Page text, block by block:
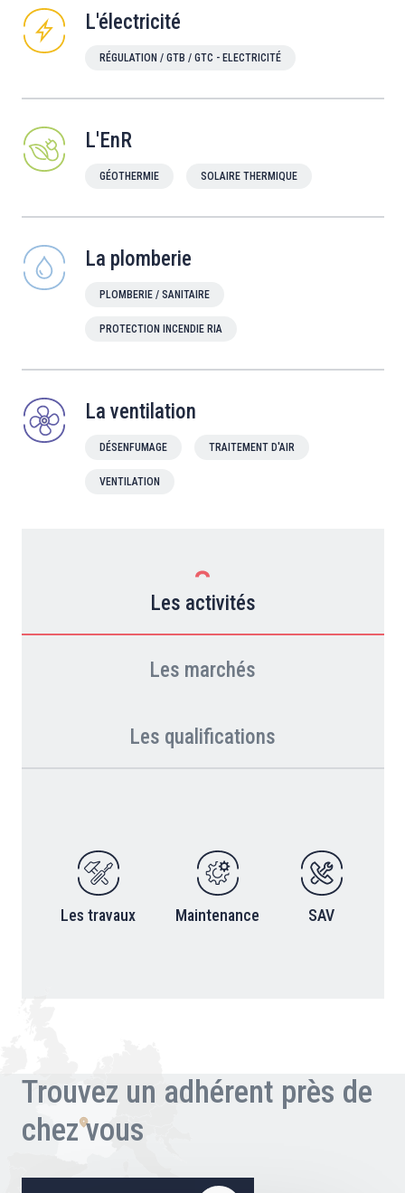
L'électricité
RÉGULATION / GTB / GTC - ELECTRICITÉ
L'EnR
GÉOTHERMIE SOLAIRE THERMIQUE
La plomberie
PLOMBERIE / SANITAIRE
PROTECTION INCENDIE RIA
La ventilation
DÉSENFUMAGE TRAITEMENT D'AIR
VENTILATION
Les activités
Les marchés
Les qualifications
Les travaux Maintenance SAV
Trouvez un adhérent près de
chez vous